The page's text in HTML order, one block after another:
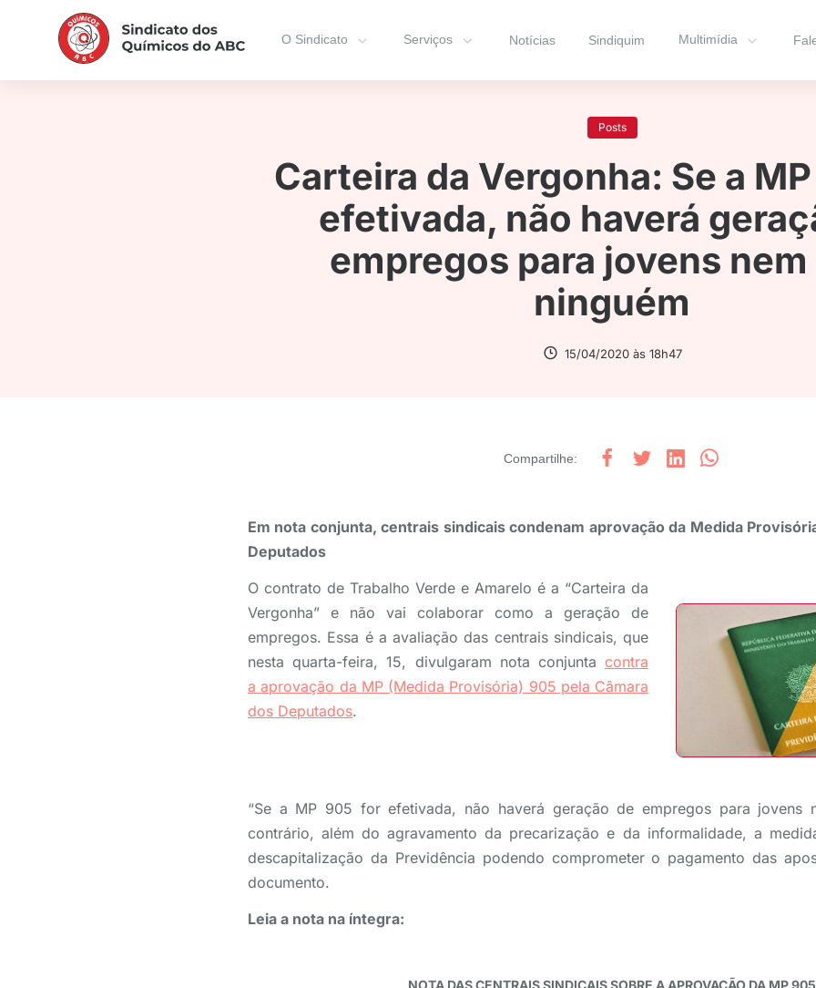
O Sindicato Serviços Notícias Sindiquim Multimídia
Posts
Carteira da Vergonha: Se a
efetivada, não haverá
empregos para jovens nem
ninguém
15/04/2020 às 18h47
Compartilhe:
Em nota conjunta, centrais sindicais condenam aprovação da Medida
Deputados
O contrato de Trabalho Verde e Amarelo é a “Carteira da
Vergonha” e não vai colaborar como a geração de
empregos. Essa é a avaliação das centrais sindicais, que
nesta quarta-feira, 15, divulgaram nota conjunta contra
a aprovação da MP (Medida Provisória) 905 pela Câmara
dos Deputados.
“Se a MP 905 for efetivada, não haverá geração de empregos para jovens
contrário, além do agravamento da precarização e da informalidade, a
descapitalização da Previdência podendo comprometer o pagamento das
documento.
Leia a nota na íntegra:
NOTA DAS CENTRAIS SINDICAIS SOBRE A APROVAÇÃO DA MP 905